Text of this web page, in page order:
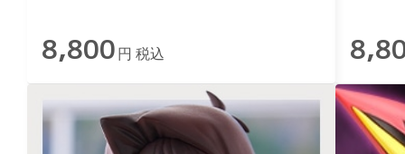
8,800 円 税込